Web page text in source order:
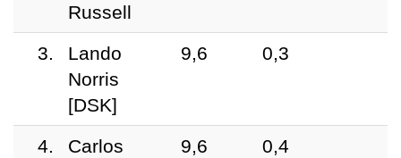
Russell
3.
Lando
Norris
[DSK]
9,6 0,3
4.
Carlos
9,6 0,4